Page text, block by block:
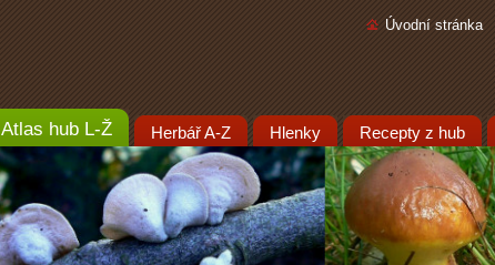
Úvodní stránka
Atlas hub L-Ž Herbář A-Z Hlenky Recepty z hub